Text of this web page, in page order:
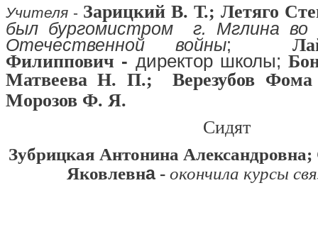
Учителя - Зарицкий В. Т.; Летяго
был бургомистром г. Мглина во
Отечественной войны;
Филиппович - директор школы;
Матвеева Н. П.; Верезубов Фома
Морозов Ф. Я.
Сидят
Зубрицкая Антонина
Яковлевна -окончила курсы